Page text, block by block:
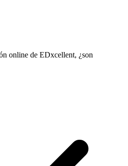
online de EDxcellent, ¿son